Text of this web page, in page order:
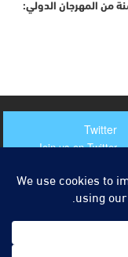
من المهرجان الدولي:
Twitter
Join us on Twitter
Instagram
Join us on Instagram